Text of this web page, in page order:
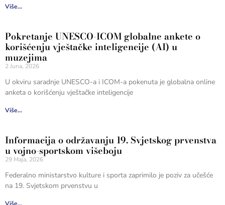
Više...
Pokretanje UNESCO-ICOM globalne ankete o
korišćenju vještačke inteligencije (AI) u
muzejima
2 Juna, 2026
U okviru saradnje UNESCO-a i ICOM-a pokenuta je globalna online
anketa o korišćenju vještačke inteligencije
Više...
Informacija o održavanju 19. Svjetskog prvenstva
u vojno-sportskom višeboju
29 Maja, 2026
Federalno ministarstvo kulture i sporta zaprimilo je poziv za učešće
na 19. Svjetskom prvenstvu u